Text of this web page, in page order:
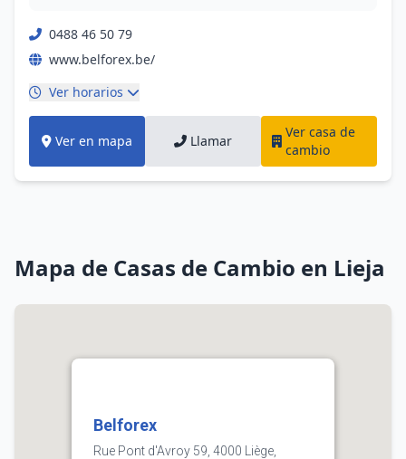
0488 46 50 79
www.belforex.be/
Ver horarios
Ver en mapa Llamar
Ver casa de
cambio
Mapa de Casas de Cambio en Lieja
Belforex
Rue Pont d'Avroy 59, 4000 Liège,